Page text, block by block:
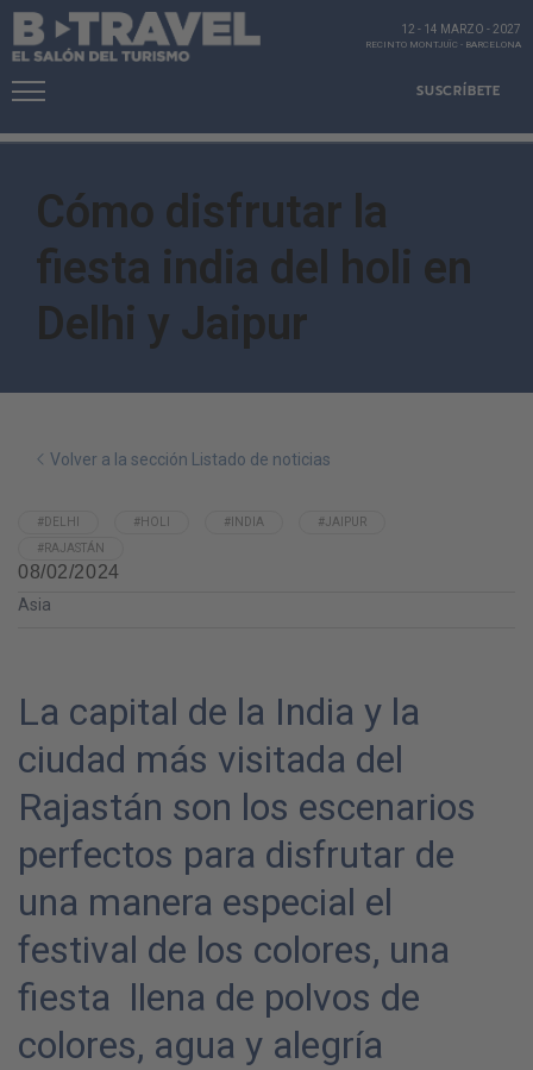
SUSCRÍBETE
12 - 14 MARZO -2027
RECINTO MONTJUÏC - BARCELONA
Cómo disfrutar la
fiesta india del holi en
Delhi y Jaipur
Volver a la sección Listado de noticias
#DELHI #HOLI #INDIA
#JAIPUR
#RAJASTÁN
08/02/2024
Asia
La capital de la India y la
ciudad más visitada del
Rajastán son los escenarios
perfectos para disfrutar de
una manera especial el
festival de los colores, una
fiesta llena de polvos de
colores, agua y alegría